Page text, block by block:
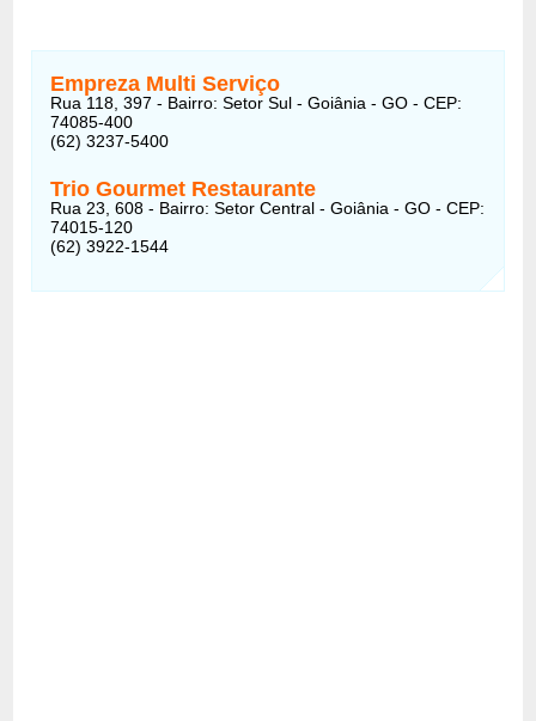
Empreza Multi Serviço
Rua 118, 397 - Bairro: Setor Sul - Goiânia - GO - CEP:
74085-400
(62) 3237-5400
Trio Gourmet Restaurante
Rua 23, 608 - Bairro: Setor Central - Goiânia - GO - CEP:
74015-120
(62) 3922-1544